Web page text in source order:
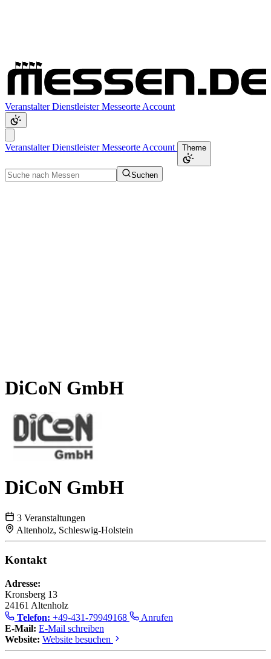
VeranstalterDienstleisterMesseorte Account
VeranstalterDienstleisterMesseorte Account Theme
Suchen
DiCoN GmbH
DiCoN GmbH
3 Veranstaltungen
Altenholz, Schleswig-Holstein
Kontakt
Adresse:
Kronsberg 13
24161 Altenholz
Telefon: +49-431-79949168
Anrufen
E-Mail: E-Mail schreiben
Website: Website besuchen